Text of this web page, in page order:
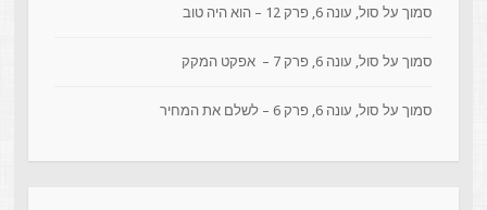
סמוך על סול, עונה 6, פרק 12 – הוא היה טוב
סמוך על סול, עונה 6, פרק 7 – אפקט המקק
סמוך על סול, עונה 6, פרק 6 – לשלם את המחיר